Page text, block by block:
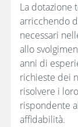
La dotazione
arricchendo
necessari
allo
anni di
richieste dei
risolvere i
rispondente
affidabilità.